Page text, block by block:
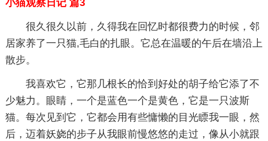
小猫观察日记 篇3
很久很久以前，久得我在回忆时都很费力的时候，邻
居家养了一只猫,毛白的扎眼。它总在温暖的午后在墙沿上
散步。
我喜欢它，它那几根长的恰到好处的胡子给它添了不
少魅力。眼睛，一个是蓝色一个是黄色，它是一只波斯
猫。每次见到它，它都会用有些慵懒的目光瞟我一眼，然
后，迈着妖娆的步子从我眼前慢悠悠的走过，像从小就跟